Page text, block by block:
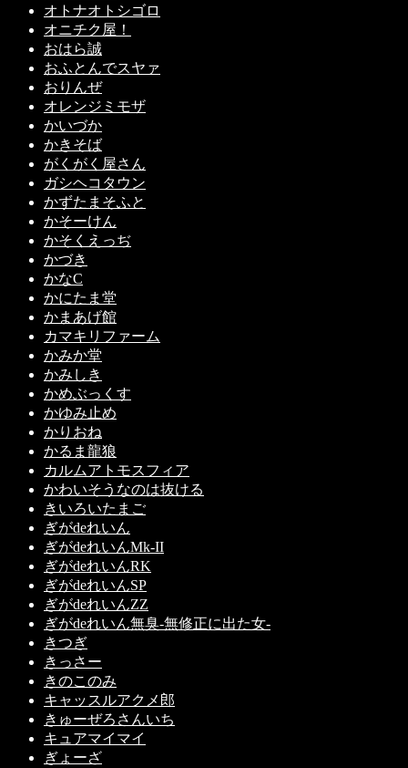
オトナオトシゴロ
オニチク屋！
おはら誠
おふとんでスヤァ
おりんぜ
オレンジミモザ
かいづか
かきそば
がくがく屋さん
ガシヘコタウン
かずたまそふと
かそーけん
かそくえっぢ
かづき
かなC
かにたま堂
かまあげ館
カマキリファーム
かみか堂
かみしき
かめぶっくす
かゆみ止め
かりおね
かるま龍狼
カルムアトモスフィア
かわいそうなのは抜ける
きいろいたまご
ぎがdeれいん
ぎがdeれいんMk-II
ぎがdeれいんRK
ぎがdeれいんSP
ぎがdeれいんZZ
ぎがdeれいん無臭-無修正に出た女-
きつぎ
きっさー
きのこのみ
キャッスルアクメ郎
きゅーぜろさんいち
キュアマイマイ
ぎょーざ